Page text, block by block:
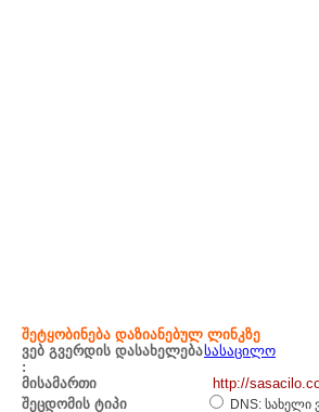
შეტყობინება დაზიანებულ ლინკზე
ვებ გვერდის დასახელება
:
სასაცილო
მისამართი
http://
შეცდომის ტიპი
DNS: სახელი